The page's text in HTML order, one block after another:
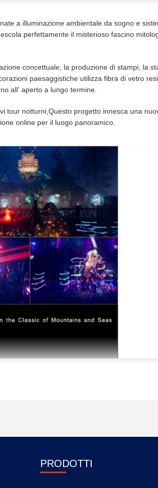
a illuminazione ambientale da sogno e
perfettamente il misterioso fascino
concettuale, la produzione di stampi, la
paesaggistiche utilizza fibra di vetro
all' aperto a lungo termine.
tour notturni,Questo progetto innesca una
online per il luogo panoramico.
PRODOTTI